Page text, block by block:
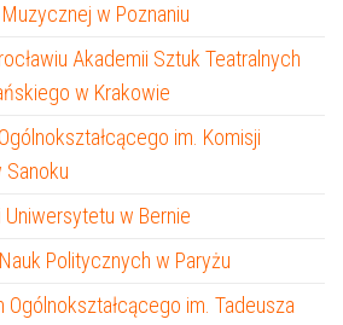
w Poznaniu
Akademii Sztuk Teatralnych
w Krakowie
im. Komisji
Sanoku
w Bernie
Politycznych w Paryżu
im. Tadeusza